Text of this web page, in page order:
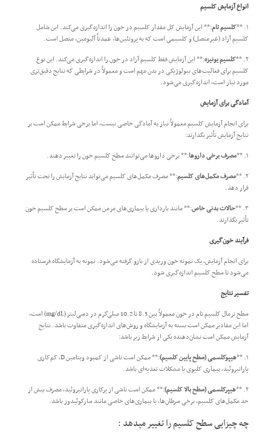
انواع آزمایش کلسیم
۱. **
کلسیم تام:** این آزمایش کل مقدار کلسیم در خون را اندازه‌گیری می‌کند. این شامل
کلسیم آزاد (غیرمتصل) و کلسیمی است که به پروتئین‌ها، عمدتاً آلبومین، متصل است.
۲. **
کلسیم یونیزه:** این آزمایش فقط کلسیم آزاد در خون را اندازه‌گیری می‌کند. این نوع
کلسیم برای فعالیت‌های بیولوژیکی در بدن مهم است و معمولاً در شرایطی که نتایج دقیق‌تری
مورد نیاز است، اندازه‌گیری می‌شود.
آمادگی برای آزمایش
برای انجام آزمایش کلسیم معمولاً نیاز به آمادگی خاصی نیست، اما برخی شرایط ممکن است بر
نتایج آزمایش تأثیر بگذارند:
۱. **
مصرف برخی داروها:** برخی داروها می‌توانند سطح کلسیم خون را تغییر دهند.
۲. **
مصرف مکمل‌های کلسیم:** مصرف مکمل‌های کلسیم می‌تواند نتایج آزمایش را تحت تأثیر
قرار دهد.
۳. **
حالات بدنی خاص:** مانند بارداری یا بیماری‌های مزمن ممکن است بر سطح کلسیم خون
تأثیر بگذارند.
فرآیند خون‌گیری
برای انجام آزمایش، یک نمونه خون وریدی از بازو گرفته می‌شود. نمونه به آزمایشگاه فرستاده
می‌شود تا سطح کلسیم اندازه‌گیری شود.
تفسیر نتایج
سطح نرمال کلسیم تام در خون معمولاً بین 8.5 تا 10.2 میلی‌گرم در دسی‌لیتر (mg/dL) است،
اما این مقادیر ممکن است بسته به آزمایشگاه و روش‌های اندازه‌گیری متفاوت باشد. نتایج
آزمایش ممکن است نشان‌دهنده یکی از شرایط زیر باشد:
۱. **
هیپوکلسمی (سطح پایین کلسیم)
:** ممکن است ناشی از کمبود ویتامین D، کم‌کاری
پاراتیروئید، بیماری کلیوی یا مشکلات تغذیه‌ای باشد.
۲. **
هیپرکلسمی (سطح بالا کلسیم):** ممکن است ناشی از پرکاری پاراتیروئید، مصرف بیش از
حد مکمل‌های کلسیم، برخی سرطان‌ها، یا بیماری‌های خاصی مانند سارکوئیدوز باشد.
چه چیزایی سطح کلسیم را تغییر میدهد :